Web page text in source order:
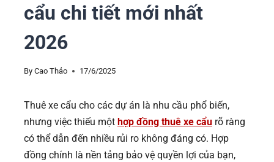
cẩu chi tiết mới nhất
2026
By Cao Thảo 17/6/2025
Thuê xe cẩu cho các dự án là nhu cầu phổ biến,
nhưng việc thiếu một hợp đồng thuê xe cẩu rõ ràng
có thể dẫn đến nhiều rủi ro không đáng có. Hợp
đồng chính là nền tảng bảo vệ quyền lợi của bạn,